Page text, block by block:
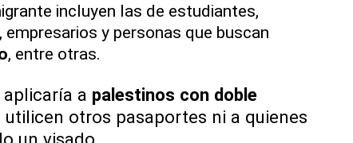
incluyen las de estudiantes,
y personas que buscan
, entre otras.
a palestinos con doble
otros pasaportes ni a quienes